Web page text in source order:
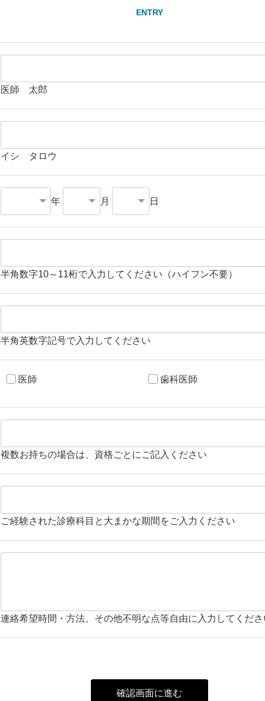
ENTRY
医師 太郎
イシ タロウ
年 月 日
半角数字10～11桁で入力してください（ハイフン不要）
半角英数字記号で入力してください
医師 歯科医師
複数お持ちの場合は、資格ごとにご記入ください
ご経験された診療科目と大まかな期間をご入力ください
連絡希望時間・方法、その他不明な点等自由に入力してくださ